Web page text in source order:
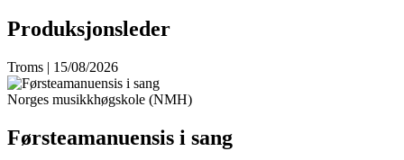
Produksjonsleder
Troms | 15/08/2026
Norges musikkhøgskole (NMH)
Førsteamanuensis i sang